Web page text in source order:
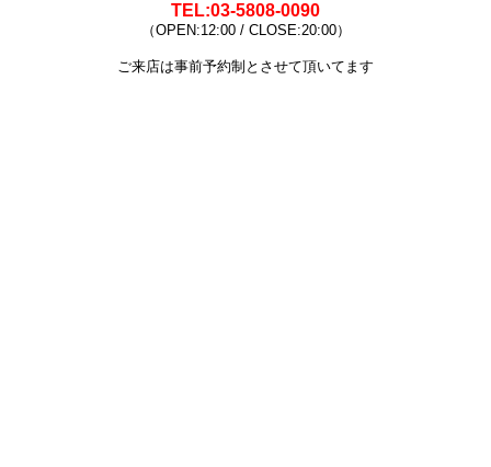
TEL:03-5808-0090
（OPEN:12:00 / CLOSE:20:00）
ご来店は事前予約制とさせて頂いてます